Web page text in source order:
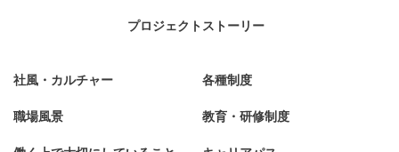
プロジェクトストーリー
社風・カルチャー
職場風景
各種制度
教育・研修制度